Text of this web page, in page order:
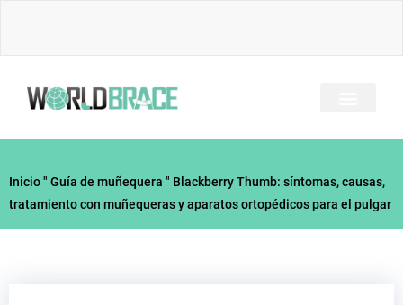
Inicio" Guía de muñequera " Blackberry Thumb: síntomas, causas,
tratamiento con muñequeras y aparatos ortopédicos para el pulgar